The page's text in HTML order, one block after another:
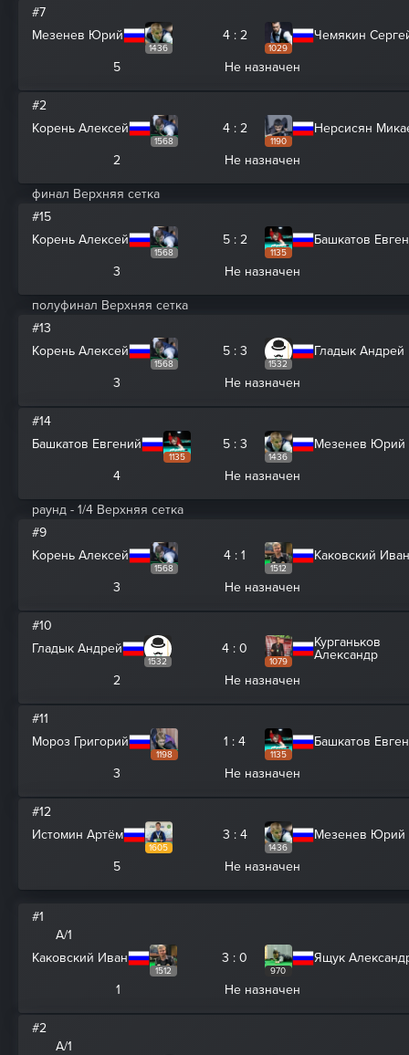
#7
Мезенев Юрий
1436
4 : 2
1029
Чемякин
5 Не назначен
#2
Корень Алексей
1568
4 : 2
1190
Нерсисян
2 Не назначен
финал Верхняя сетка
#15
Корень Алексей
1568
5 : 2
1135
Башкатов
3 Не назначен
полуфинал Верхняя сетка
#13
Корень Алексей
1568
5 : 3
1532
Гладык Андрей
3 Не назначен
#14
Башкатов Евгений
1135
5 : 3
1436
Мезенев Юрий
4 Не назначен
раунд - 1/4 Верхняя сетка
#9
Корень Алексей
1568
4 : 1
1512
Каковский Иван
3 Не назначен
#10
Гладык Андрей
1532
4 : 0
1079
Курганьков
Александр
2
Не назначен
#11
Мороз Григорий
1198
1 : 4
1135
Башкатов
3 Не назначен
#12
Истомин Артём
1605
3 : 4
1436
Мезенев Юрий
5 Не назначен
#1
A/1
Каковский Иван
1512
3 : 0
970
Ящук
1 Не назначен
#2
A/1